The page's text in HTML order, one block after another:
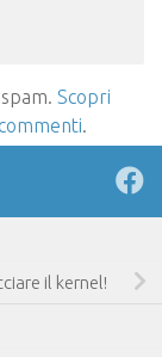
Scopri
.
il kernel!